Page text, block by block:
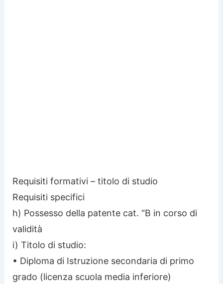
Requisiti formativi – titolo di studio
Requisiti specifici
h) Possesso della patente cat. “B in corso di
validità
i) Titolo di studio:
• Diploma di Istruzione secondaria di primo
grado (licenza scuola media inferiore)